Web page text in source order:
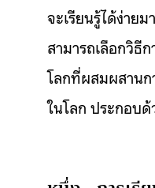
จะเรียนรู้ได้ง่าย
สามารถเลือกวิธี
โลกที่ผสมผสานก
ในโลก ประกอบ